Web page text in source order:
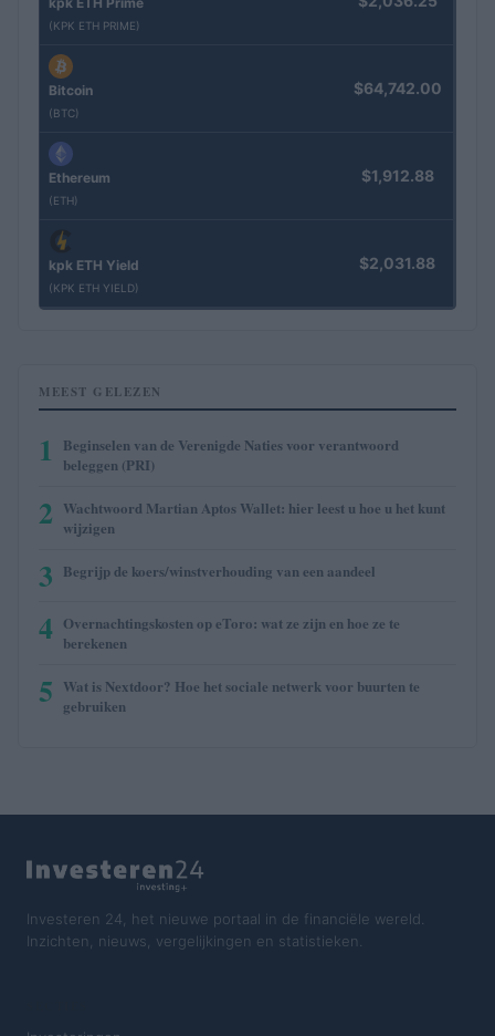
(KPK ETH PRIME)
Bitcoin
(BTC)
$64,742.00
Ethereum
(ETH)
$1,912.88
kpk ETH Yield
(KPK ETH YIELD)
$2,031.88
MEEST GELEZEN
1
Beginselen van de Verenigde Naties voor verantwoord
beleggen (PRI)
2 Wachtwoord Martian Aptos Wallet: hier leest u hoe u het kunt
wijzigen
3 Begrijp de koers/winstverhouding van een aandeel
4 Overnachtingskosten op eToro: wat ze zijn en hoe ze te
berekenen
5 Wat is Nextdoor? Hoe het sociale netwerk voor buurten te
gebruiken
Investeren 24, het nieuwe portaal in de financiële wereld.
Inzichten, nieuws, vergelijkingen en statistieken.